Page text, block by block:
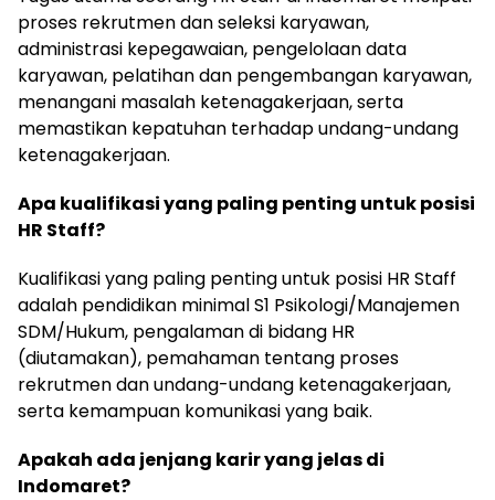
proses rekrutmen dan seleksi karyawan,
administrasi kepegawaian, pengelolaan data
karyawan, pelatihan dan pengembangan karyawan,
menangani masalah ketenagakerjaan, serta
memastikan kepatuhan terhadap undang-undang
ketenagakerjaan.
Apa kualifikasi yang paling penting untuk posisi
HR Staff?
Kualifikasi yang paling penting untuk posisi HR Staff
adalah pendidikan minimal S1 Psikologi/Manajemen
SDM/Hukum, pengalaman di bidang HR
(diutamakan), pemahaman tentang proses
rekrutmen dan undang-undang ketenagakerjaan,
serta kemampuan komunikasi yang baik.
Apakah ada jenjang karir yang jelas di
Indomaret?